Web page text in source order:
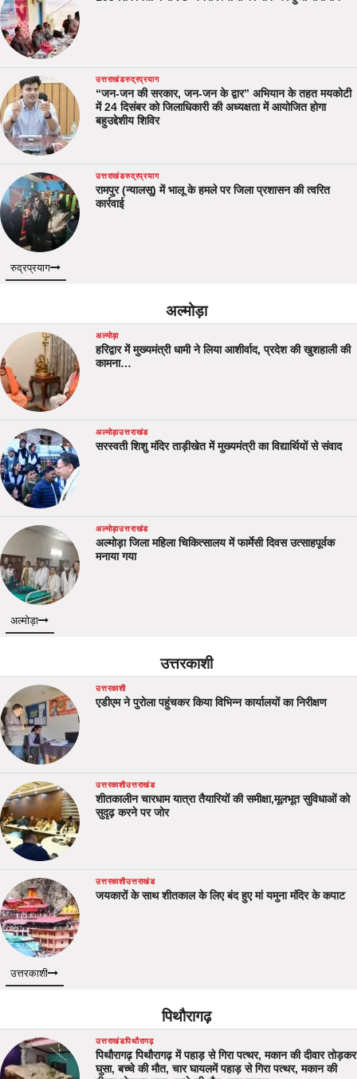
उत्तराखंडरुद्रप्रयाग
“जन-जन की सरकार, जन-जन के द्वार” अभियान के तहत मयकोटी
में 24 दिसंबर को जिलाधिकारी की अध्यक्षता में आयोजित होगा
बहुउद्देशीय शिविर
उत्तराखंडरुद्रप्रयाग
रामपुर (न्यालसू) में भालू के हमले पर जिला प्रशासन की त्वरित
कार्रवाई
रुद्रप्रयाग
अल्मोड़ा
अल्मोड़ा
हरिद्वार में मुख्यमंत्री धामी ने लिया आशीर्वाद, प्रदेश की खुशहाली की
कामना…
अल्मोड़ाउत्तराखंड
सरस्वती शिशु मंदिर ताड़ीखेत में मुख्यमंत्री का विद्यार्थियों से संवाद
अल्मोड़ाउत्तराखंड
अल्मोड़ा जिला महिला चिकित्सालय में फार्मेसी दिवस उत्साहपूर्वक
मनाया गया
अल्मोड़ा
उत्तरकाशी
उत्तरकाशी
एडीएम ने पुरोला पहुंचकर किया विभिन्न कार्यालयों का निरीक्षण
उत्तरकाशीउत्तराखंड
शीतकालीन चारधाम यात्रा तैयारियों की समीक्षा,मूलभूत सुविधाओं को
सुदृढ़ करने पर जोर
उत्तरकाशीउत्तराखंड
जयकारों के साथ शीतकाल के लिए बंद हुए मां यमुना मंदिर के कपाट
उत्तरकाशी
पिथौरागढ़
उत्तराखंडपिथौरागढ़
पिथौरागढ़ पिथौरागढ़ में पहाड़ से गिरा पत्थर, मकान की दीवार तोड़कर
घुसा, बच्चे की मौत, चार घायलमें पहाड़ से गिरा पत्थर, मकान की